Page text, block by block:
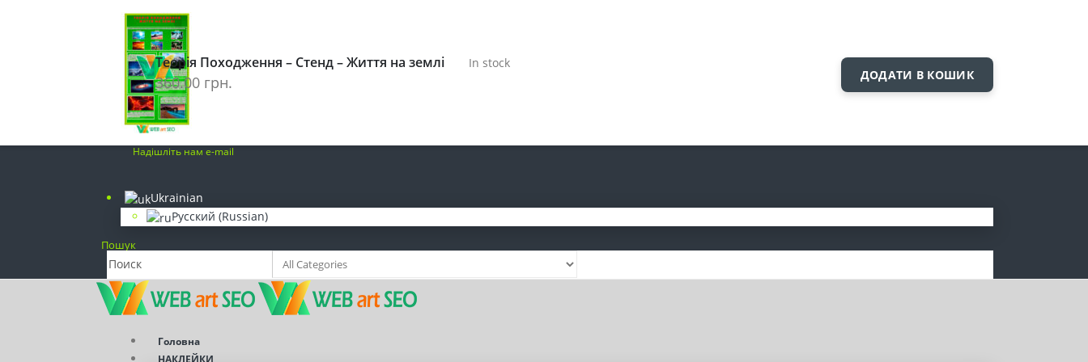
(098) 839-77-92
Наклейки на стіну
(093) 249-40-84
Розробка сайтів. SEO просування
info@webart-seo.com
Надішліть нам e-mail
Ukrainian
Русский (Russian)
Пошук
Головна
Теорія Походження – Стенд – Життя на землі
360.00 грн.
In stock
ДОДАТИ В КОШИК